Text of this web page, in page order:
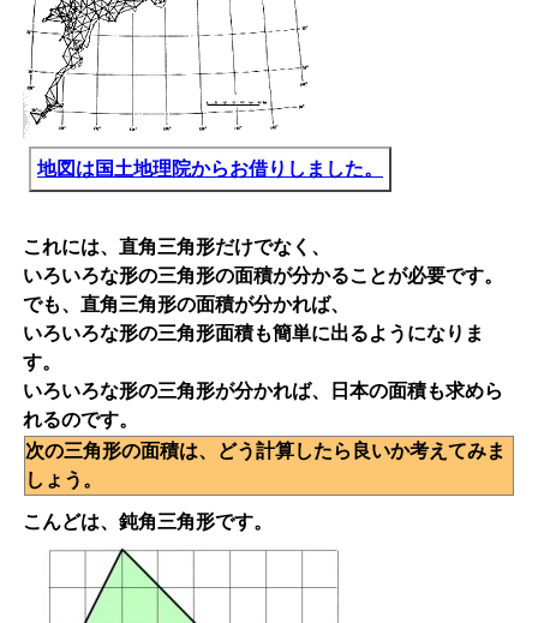
地図は国土地理院からお借りしました。
これには、直角三角形だけでなく、
いろいろな形の三角形の面積が分かることが必要です。
でも、直角三角形の面積が分かれば、
いろいろな形の三角形面積も簡単に出るようになりま
す。
いろいろな形の三角形が分かれば、日本の面積も求めら
れるのです。
次の三角形の面積は、どう計算したら良いか考えてみま
しょう。
こんどは、鈍角三角形です。